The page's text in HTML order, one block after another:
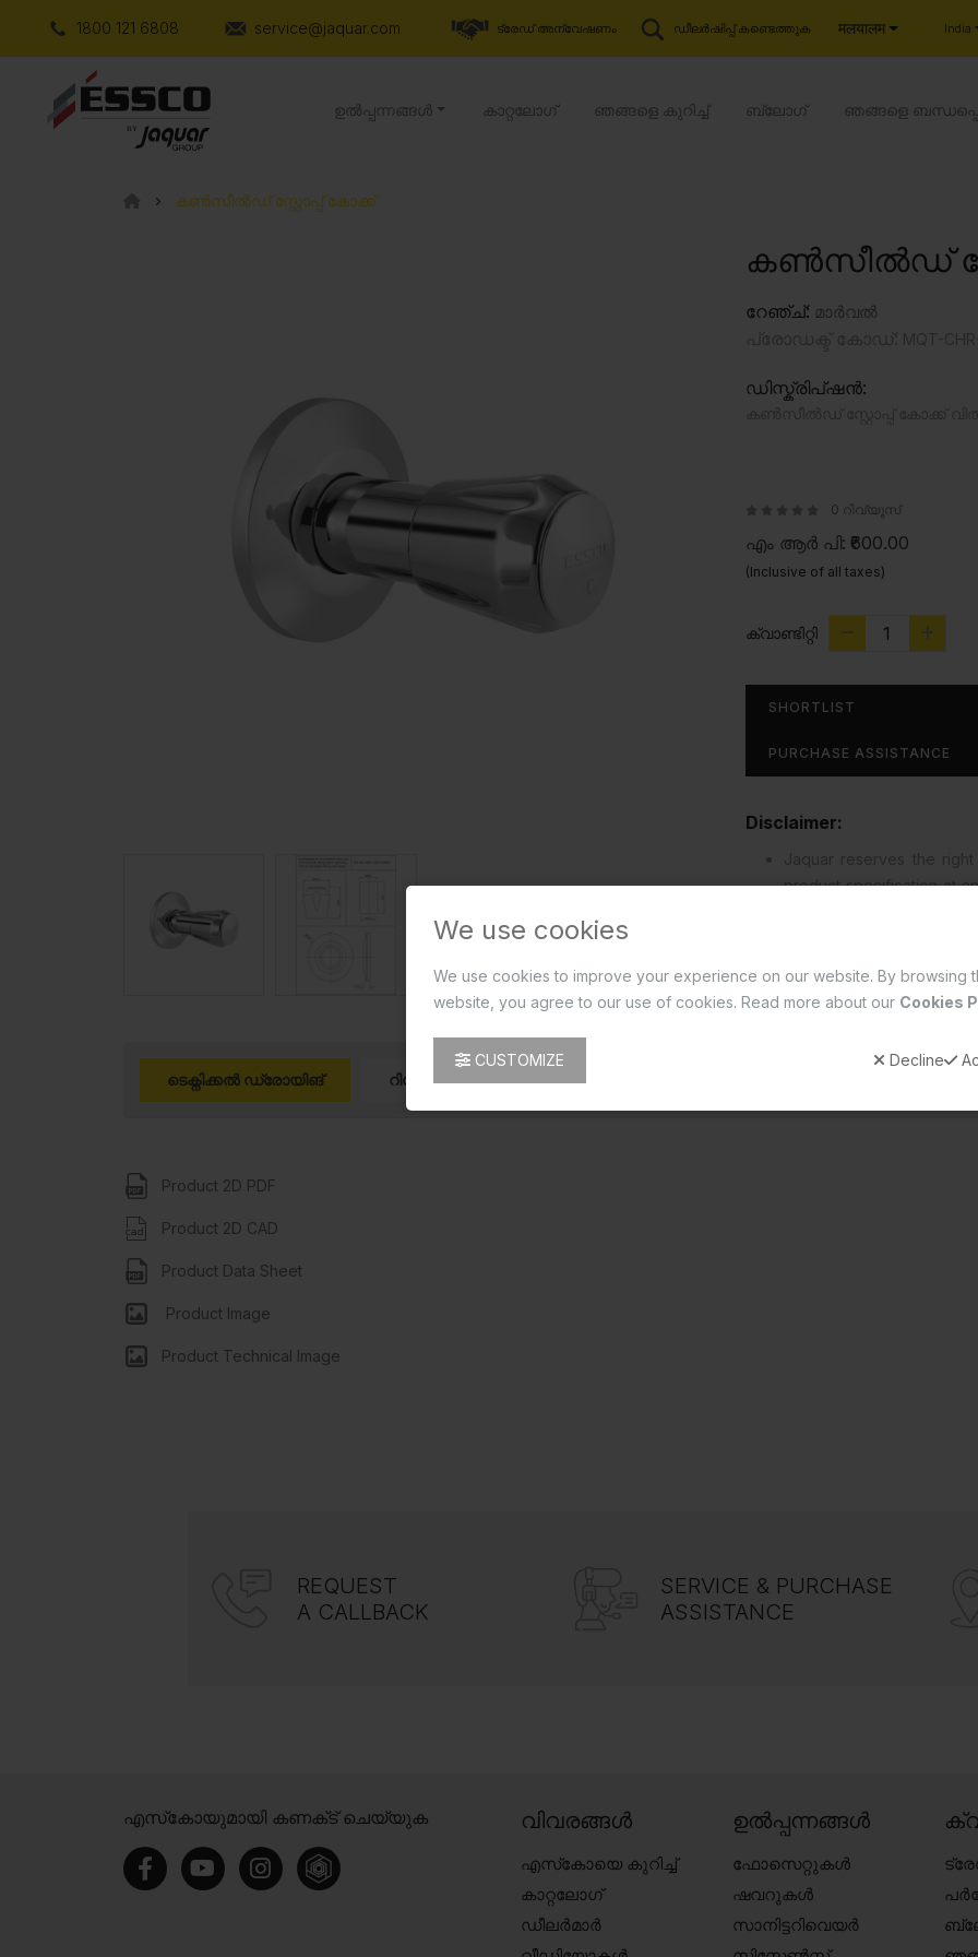
We use cookies
We use cookies to improve your experience on our website. By browsing
website, you agree to our use of cookies. Read more about our Cookies
CUSTOMIZE Decline
1800 121 6808 service@jaquar.com ട്രേഡ് അന്വേഷണം ഡീലർഷിപ്പ് കണ്ടെത്തുക मलयालम India
ഉൽപ്പന്നങ്ങൾ കാറ്റലോഗ് ഞങ്ങളെ കുറിച്ച് ബ്ലോഗ് ഞങ്ങളെ
കൺസീൽഡ് സ്റ്റോപ്പ് കോക്ക്
കൺസീൽഡ്
റേഞ്ച്: മാർവൽ
ഡിസ്ക്രിപ്ഷൻ:
0 റിവ്യൂസ്
എം ആർ പി: ₹600.00
(Inclusive of all taxes)
ക്വാണ്ടിറ്റി
SHORTLIST
PURCHASE ASSISTANCE
Disclaimer:
product specification at
effected in design,
ടെക്നിക്കൽ ഡ്രോയിങ് റിവ്യൂസ്(0)
Product 2D PDF
Product 2D CAD
Product Data Sheet
Product Image
Product Technical Image
REQUEST
A CALLBACK
SERVICE & PURCHASE
ASSISTANCE
എസ്‍കോയുമായി കണക്‌ട് ചെയ്യുക വിവരങ്ങൾ
എസ്‍കോയെ കുറിച്ച്
കാറ്റലോഗ്
ഡീലർമാർ
ഉൽപ്പന്നങ്ങൾ
ഫോസെറ്റുകൾ
ഷവറുകൾ
സാനിട്ടറിവെയർ